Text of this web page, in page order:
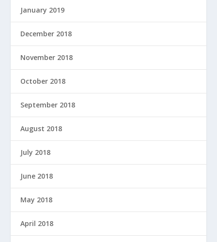
January 2019
December 2018
November 2018
October 2018
September 2018
August 2018
July 2018
June 2018
May 2018
April 2018